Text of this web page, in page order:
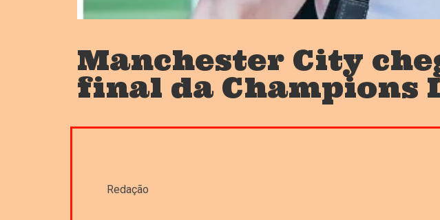
Manchester City
final da Champions
Redação